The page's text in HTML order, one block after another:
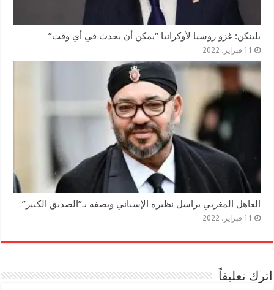
بلينكن: غزو روسيا لأوكرانيا “يمكن أن يحدث في أي وقت”
11 فبراير، 2022
العاهل المغربي يراسل نظيره الإسباني ويصفه بـ”الصديق الكبير”
11 فبراير، 2022
اترك تعليقاً